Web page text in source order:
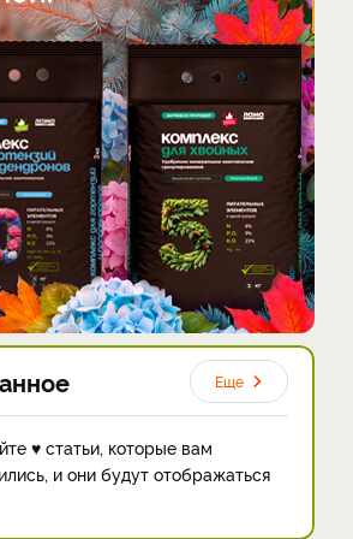
Еще
♥ статьи, которые вам
и они будут отображаться